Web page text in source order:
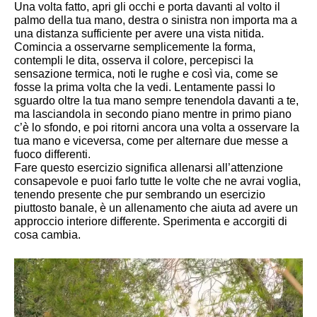
Una volta fatto, apri gli occhi e porta davanti al volto il
palmo della tua mano, destra o sinistra non importa ma a
una distanza sufficiente per avere una vista nitida.
Comincia a osservarne semplicemente la forma,
contempli le dita, osserva il colore, percepisci la
sensazione termica, noti le rughe e così via, come se
fosse la prima volta che la vedi. Lentamente passi lo
sguardo oltre la tua mano sempre tenendola davanti a te,
ma lasciandola in secondo piano mentre in primo piano
c’è lo sfondo, e poi ritorni ancora una volta a osservare la
tua mano e viceversa, come per alternare due messe a
fuoco differenti.
Fare questo esercizio significa allenarsi al l’attenzione
consapevole e puoi farlo tutte le volte che ne avrai voglia,
tenendo presente che pur sembrando un esercizio
piuttosto banale, è un allenamento che aiuta ad avere un
approccio interiore differente. Sperimenta e accorgiti di
cosa cambia.